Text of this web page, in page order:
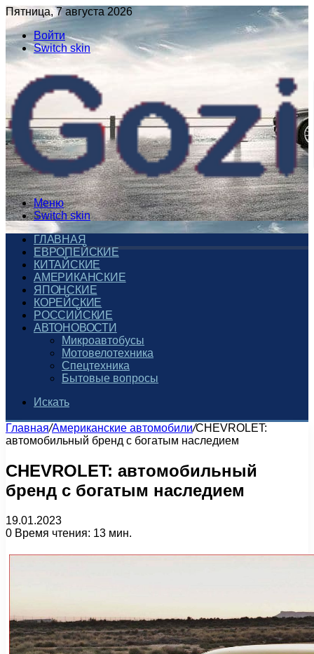
Пятница, 7 августа 2026
Войти
Switch skin
Меню
Switch skin
ГЛАВНАЯ
ЕВРОПЕЙСКИЕ
КИТАЙСКИЕ
АМЕРИКАНСКИЕ
ЯПОНСКИЕ
КОРЕЙСКИЕ
РОССИЙСКИЕ
АВТОНОВОСТИ
Микроавтобусы
Мотовелотехника
Спецтехника
Бытовые вопросы
Искать
Главная/Американские автомобили/CHEVROLET:
автомобильный бренд с богатым наследием
CHEVROLET: автомобильный
бренд с богатым наследием
19.01.2023
0 Время чтения: 13 мин.